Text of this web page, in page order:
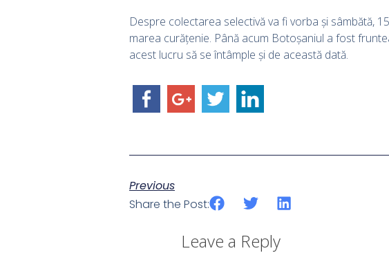
Despre colectarea selectivă va fi vorba și sâmbătă,
marea curățenie. Până acum Botoșaniul a fost
acest lucru să se întâmple și de această dată.
Previous
Share the Post:
Leave a Reply